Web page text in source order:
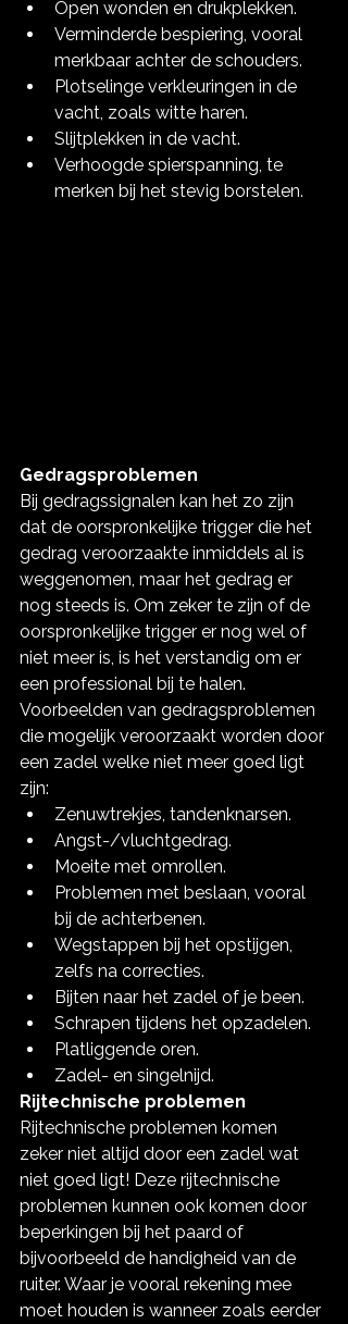
Open wonden en drukplekken.
Verminderde bespiering, vooral
merkbaar achter de schouders.
Plotselinge verkleuringen in de
vacht, zoals witte haren.
Slijtplekken in de vacht.
Verhoogde spierspanning, te
merken bij het stevig borstelen.
Gedragsproblemen
Bij gedragssignalen kan het zo zijn
dat de oorspronkelijke trigger die het
gedrag veroorzaakte inmiddels al is
weggenomen, maar het gedrag er
nog steeds is. Om zeker te zijn of de
oorspronkelijke trigger er nog wel of
niet meer is, is het verstandig om er
een professional bij te halen.
Voorbeelden van gedragsproblemen
die mogelijk veroorzaakt worden door
een zadel welke niet meer goed ligt
zijn:
Zenuwtrekjes, tandenknarsen.
Angst-/vluchtgedrag.
Moeite met omrollen.
Problemen met beslaan, vooral
bij de achterbenen.
Wegstappen bij het opstijgen,
zelfs na correcties.
Bijten naar het zadel of je been.
Schrapen tijdens het opzadelen.
Platliggende oren.
Zadel- en singelnijd.
Rijtechnische problemen
Rijtechnische problemen komen
zeker niet altijd door een zadel wat
niet goed ligt! Deze rijtechnische
problemen kunnen ook komen door
beperkingen bij het paard of
bijvoorbeeld de handigheid van de
ruiter. Waar je vooral rekening mee
moet houden is wanneer zoals eerder